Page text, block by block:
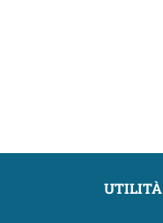
UTILITÀ